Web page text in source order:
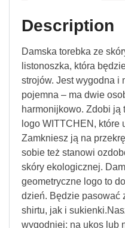
Description
Damska torebka ze
listonoszka, która
strojów. Jest wygodna i
pojemna – ma dwie
harmonijkowo. Zdobi ją
logo WITTCHEN, które
Zamkniesz ją na
sobie też stanowi
skóry ekologicznej.
geometryczne logo to
dzień. Będzie pasować
shirtu, jak i
wygodniej: na ukos lub